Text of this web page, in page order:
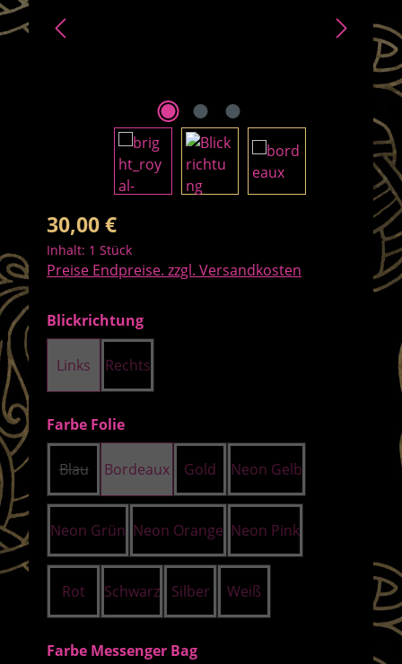
Regulärer Preis:
30,00 €
Inhalt: 1 Stück
Preise Endpreise. zzgl. Versandkosten
Blickrichtungauswählen
Links Rechts
Farbe Folieauswählen
Blau(Diese Option ist zurzeit nicht verfügbar.)
Bordeaux Gold Neon Gelb
Neon Grün Neon Orange Neon Pink
Rot Schwarz Silber Weiß
Farbe Messenger Bagauswählen